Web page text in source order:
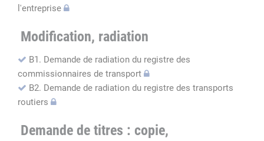
l'entreprise
Modification, radiation
B1. Demande de radiation du registre des
commissionnaires de transport
B2. Demande de radiation du registre des transports
routiers
Demande de titres : copie,